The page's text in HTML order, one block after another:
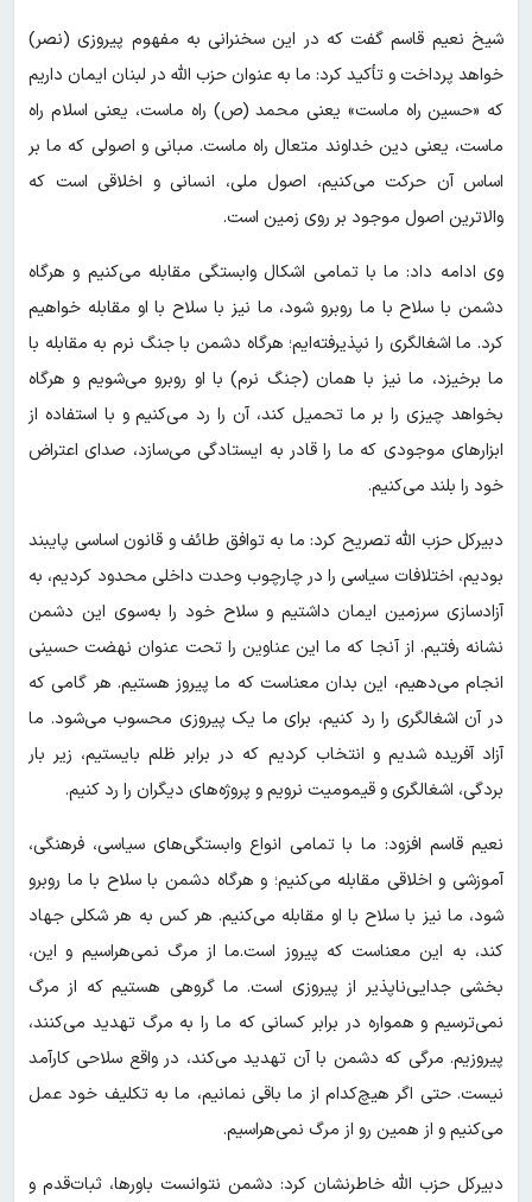
شیخ نعیم قاسم گفت که در این سخنرانی به مفهوم پیروزی (نصر)
خواهد پرداخت و تأکید کرد: ما به عنوان حزب الله در لبنان ایمان داریم
که «حسین راه ماست» یعنی محمد (ص) راه ماست، یعنی اسلام راه
ماست، یعنی دین خداوند متعال راه ماست. مبانی و اصولی که ما بر
اساس آن حرکت می‌کنیم، اصول ملی، انسانی و اخلاقی است که
والاترین اصول موجود بر روی زمین است.
وی ادامه داد: ما با تمامی اشکال وابستگی مقابله می‌کنیم و هرگاه
دشمن با سلاح با ما روبرو شود، ما نیز با سلاح با او مقابله خواهیم
کرد. ما اشغالگری را نپذیرفته‌ایم؛ هرگاه دشمن با جنگ نرم به مقابله با
ما برخیزد، ما نیز با همان (جنگ نرم) با او روبرو می‌شویم و هرگاه
بخواهد چیزی را بر ما تحمیل کند، آن را رد می‌کنیم و با استفاده از
ابزارهای موجودی که ما را قادر به ایستادگی می‌سازد، صدای اعتراض
خود را بلند می‌کنیم.
دبیرکل حزب الله تصریح کرد: ما به توافق طائف و قانون اساسی پایبند
بودیم، اختلافات سیاسی را در چارچوب وحدت داخلی محدود کردیم، به
آزادسازی سرزمین ایمان داشتیم و سلاح خود را به‌سوی این دشمن
نشانه رفتیم. از آنجا که ما این عناوین را تحت عنوان نهضت حسینی
انجام می‌دهیم، این بدان معناست که ما پیروز هستیم. هر گامی که
در آن اشغالگری را رد کنیم، برای ما یک پیروزی محسوب می‌شود. ما
آزاد آفریده شدیم و انتخاب کردیم که در برابر ظلم بایستیم، زیر بار
بردگی، اشغالگری و قیمومیت نرویم و پروژه‌های دیگران را رد کنیم.
نعیم قاسم افزود: ما با تمامی انواع وابستگی‌های سیاسی، فرهنگی،
آموزشی و اخلاقی مقابله می‌کنیم؛ و هرگاه دشمن با سلاح با ما روبرو
شود، ما نیز با سلاح با او مقابله می‌کنیم. هر کس به هر شکلی جهاد
کند، به این معناست که پیروز است.ما از مرگ نمی‌هراسیم و این،
بخشی جدایی‌ناپذیر از پیروزی است. ما گروهی هستیم که از مرگ
نمی‌ترسیم و همواره در برابر کسانی که ما را به مرگ تهدید می‌کنند،
پیروزیم. مرگی که دشمن با آن تهدید می‌کند، در واقع سلاحی کارآمد
نیست. حتی اگر هیچ‌کدام از ما باقی نمانیم، ما به تکلیف خود عمل
می‌کنیم و از همین رو از مرگ نمی‌هراسیم.
دبیرکل حزب الله خاطرنشان کرد: دشمن نتوانست باورها، ثبات‌قدم و